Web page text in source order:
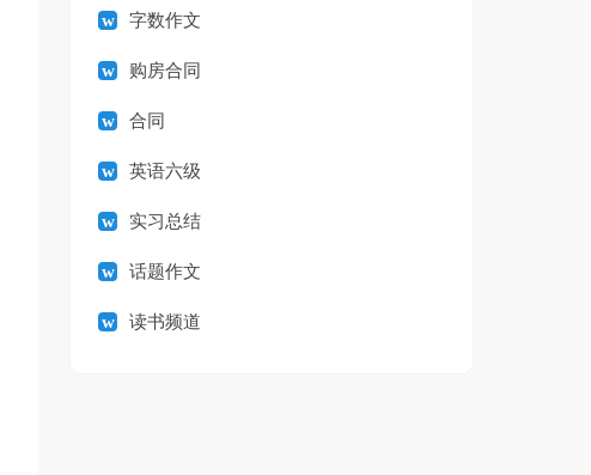
字数作文
购房合同
合同
英语六级
实习总结
话题作文
读书频道